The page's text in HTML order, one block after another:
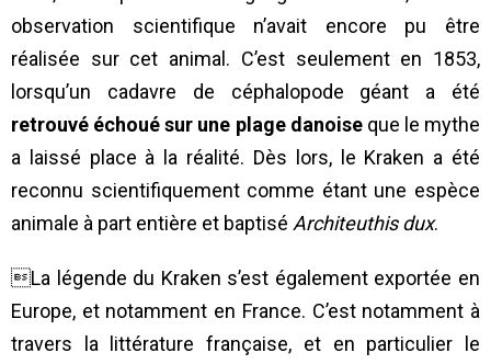
observation scientifique n’avait encore pu être
réalisée sur cet animal. C’est seulement en 1853,
lorsqu’un cadavre de céphalopode géant a été
retrouvé échoué sur une plage danoiseque le mythe
a laissé place à la réalité. Dès lors, le Kraken a été
reconnu scientifiquement comme étant une espèce
animale à part entière et baptisé Architeuthisdux.
La légende du Kraken s’est également exportée en
Europe, et notamment en France. C’est notamment à
travers la littérature française, et en particulier le